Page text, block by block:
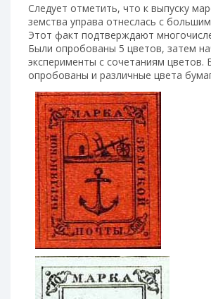
Следует отметить, что к выпуску
земства управа отнеслась с
Этот факт подтверждают
Были опробованы 5 цветов, затем
эксперименты с сочетаниям цветов.
опробованы и различные цвета